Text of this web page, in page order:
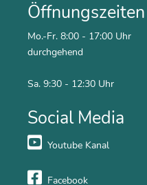
Öffnungszeiten
Mo.-Fr. 8:00 - 17:00 Uhr
durchgehend
Sa. 9:30 - 12:30 Uhr
Social Media
Youtube Kanal
Facebook